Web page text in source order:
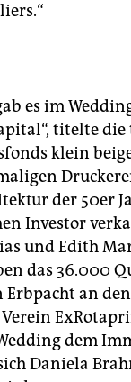
es im
titelte
klein
der 50er
Investor
und Edith
das 36.000
Erbpacht an den
dem
Daniela